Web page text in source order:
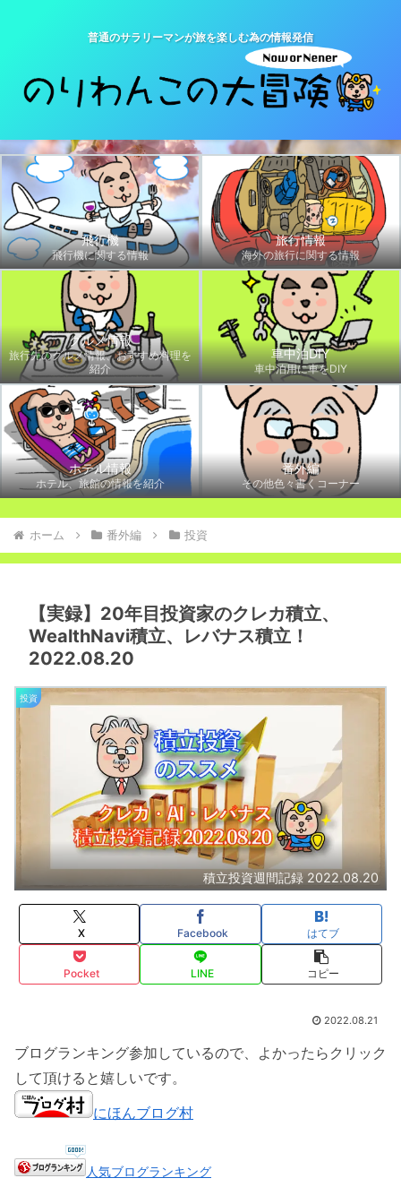
普通のサラリーマンが旅を楽しむ為の情報発信
飛行機
飛行機に関する情報
旅行情報
海外の旅行に関する情報
グルメ情報
旅行先のグルメ情報、おすすめ料理を
紹介
車中泊DIY
車中泊用に車をDIY
ホテル情報
ホテル、旅館の情報を紹介
番外編
その他色々書くコーナー
ホーム 番外編 投資
【実録】20年目投資家のクレカ積立、
WealthNavi積立、レバナス積立！
2022.08.20
投資
積立投資週間記録 2022.08.20
X Facebook はてブ
Pocket LINE コピー
2022.08.21
ブログランキング参加しているので、よかったらクリック
して頂けると嬉しいです。
にほんブログ村
人気ブログランキング